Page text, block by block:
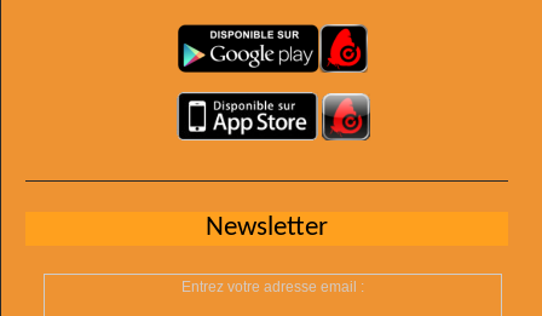
Newsletter
Entrez votre adresse email :